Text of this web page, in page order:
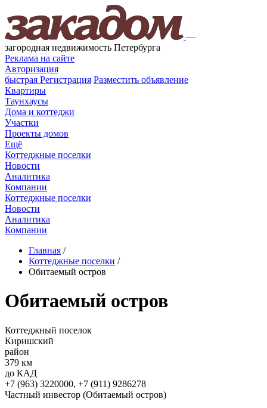
—
загородная недвижимость Петербурга
Реклама на сайте
Авторизация
быстрая Регистрация Разместить объявление
Квартиры
Таунхаусы
Дома и коттеджи
Участки
Проекты домов
Ещё
Коттеджные поселки
Новости
Аналитика
Компании
Коттеджные поселки
Новости
Аналитика
Компании
Главная /
Коттеджные поселки /
Обитаемый остров
Обитаемый остров
Коттеджный поселок
Киришский
район
379 км
до КАД
+7 (963) 3220000, +7 (911) 9286278
Частный инвестор (Обитаемый остров)